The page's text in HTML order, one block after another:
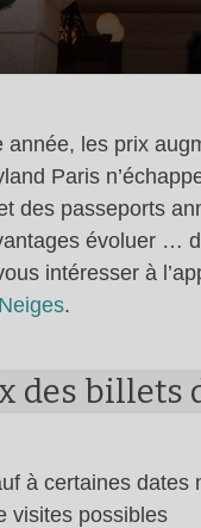
les prix
Paris
des passeports
évoluer …
intéresser à
.
billets
à certaines
visites possibles